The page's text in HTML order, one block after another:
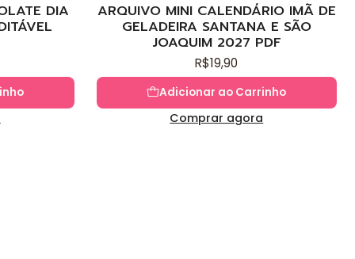
DIA
ARQUIVO MINI CALENDÁRIO IMÃ DE
GELADEIRA SANTANA E SÃO
JOAQUIM 2027 PDF
R$19,90
Adicionar ao Carrinho
Comprar agora